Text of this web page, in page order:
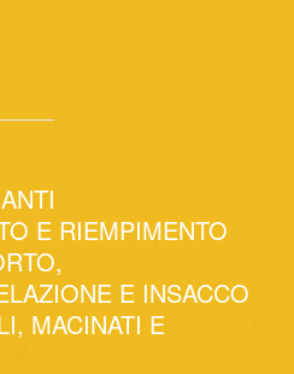
E RIEMPIMENTO
E INSACCO
MACINATI E